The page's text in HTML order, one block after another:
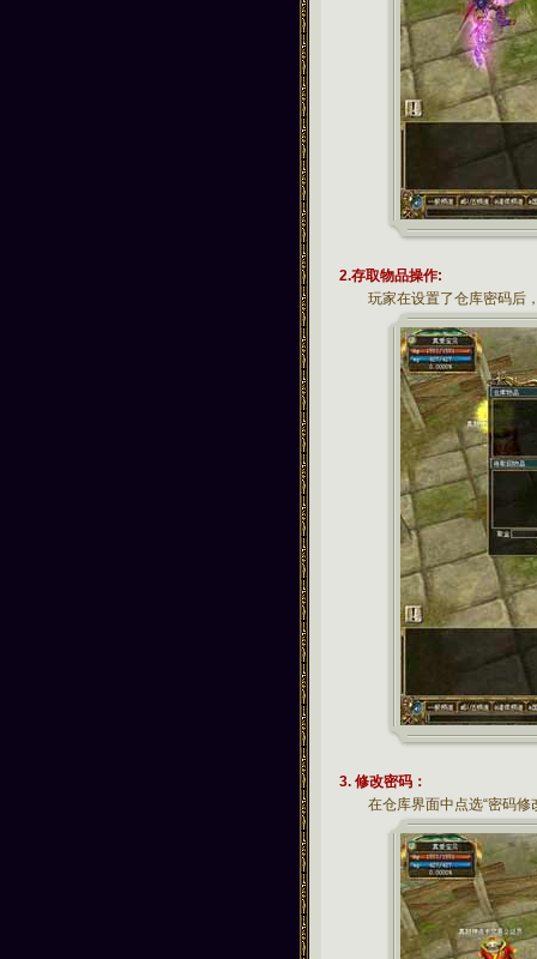
2.存取物品操作:
玩家在设置了仓库密码后，
3. 修改密码：
在仓库界面中点选“密码修